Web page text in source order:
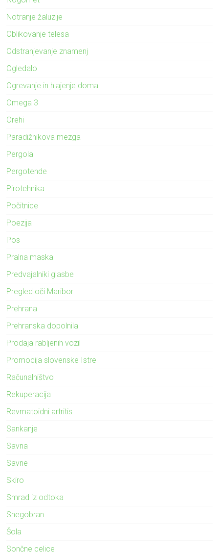
Notranje žaluzije
Oblikovanje telesa
Odstranjevanje znamenj
Ogledalo
Ogrevanje in hlajenje doma
Omega 3
Orehi
Paradižnikova mezga
Pergola
Pergotende
Pirotehnika
Počitnice
Poezija
Pos
Pralna maska
Predvajalniki glasbe
Pregled oči Maribor
Prehrana
Prehranska dopolnila
Prodaja rabljenih vozil
Promocija slovenske Istre
Računalništvo
Rekuperacija
Revmatoidni artritis
Sankanje
Savna
Savne
Skiro
Smrad iz odtoka
Snegobran
Šola
Sončne celice